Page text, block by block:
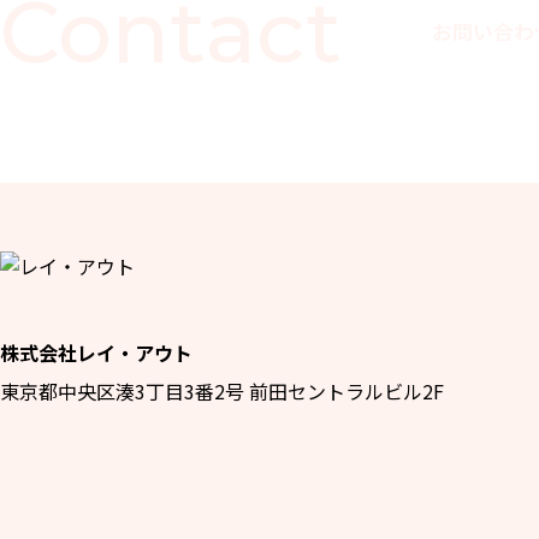
株式会社レイ・アウト
東京都中央区湊3丁目3番2号 前田セントラルビル2F